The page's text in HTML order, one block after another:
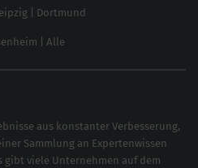
Dortmund
Alle
aus konstanter Verbesserung,
Sammlung an Expertenwissen
gibt viele Unternehmen auf dem